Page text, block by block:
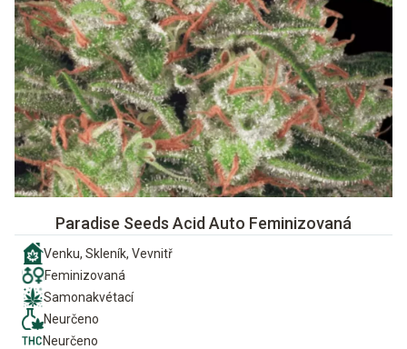
Paradise Seeds Acid Auto Feminizovaná
Venku, Skleník, Vevnitř
Feminizovaná
Samonakvétací
Neurčeno
Neurčeno